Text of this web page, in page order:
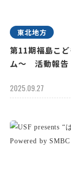
東北地方
第11期福島こ
ム～ 活動報告
2025.09.27